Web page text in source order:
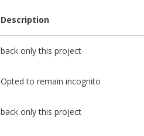
Description
back only this project
Opted to remain incognito
back only this project